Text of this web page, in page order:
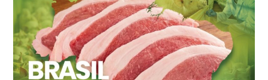
Grande São Paulo (SP)
R$ 155,59
cx
Ovo Vermelho - Regional
Vermelho